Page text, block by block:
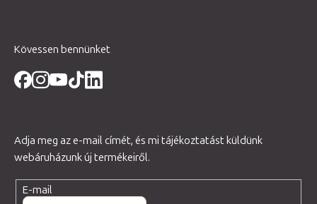
Kövessen bennünket
Adja meg az e-mail címét, és mi tájékoztatást küldünk
webáruházunk új termékeiről.
E-mail